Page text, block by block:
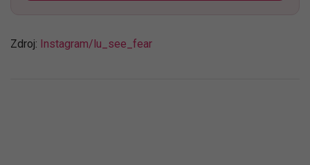
Zdroj: Instagram/lu_see_fear